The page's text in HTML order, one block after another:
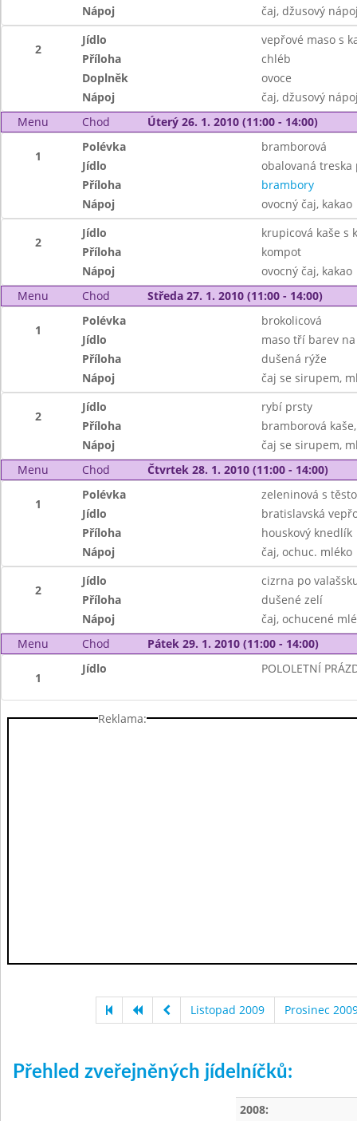
Nápoj
čaj, džusový
2
Jídlo
vepřové maso s
Příloha
chléb
Doplněk
ovoce
Nápoj
čaj, džusový
Menu
Chod Úterý 26. 1. 2010 (11:00 - 14:00)
1
Polévka
bramborová
Jídlo
obalovaná treska
Příloha
brambory
Nápoj
ovocný čaj, kakao
2
Jídlo
krupicová kaše s
Příloha
kompot
Nápoj
ovocný čaj, kakao
Menu
Chod Středa 27. 1. 2010 (11:00 - 14:00)
1
Polévka
brokolicová
Jídlo
maso tří barev
Příloha
dušená rýže
Nápoj
čaj se sirupem,
2
Jídlo
rybí prsty
Příloha
bramborová
Nápoj
čaj se sirupem,
Menu
Chod Čtvrtek 28. 1. 2010 (11:00 - 14:00)
1
Polévka
zeleninová s
Jídlo
bratislavská
Příloha
houskový knedlík
Nápoj
čaj, ochuc. mléko
2
Jídlo
cizrna po
Příloha
dušené zelí
Nápoj
čaj, ochucené
Menu
Chod Pátek 29. 1. 2010 (11:00 - 14:00)
1
Jídlo POLOLETNÍ
Reklama:
Listopad 2009 Prosinec
Přehled zveřejněných jídelníčků:
2008: